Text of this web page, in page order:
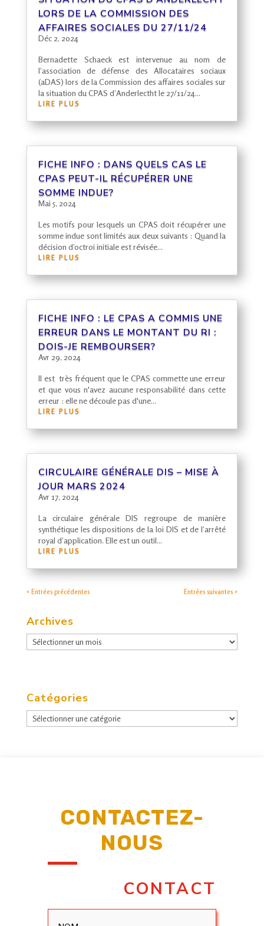
LORS DE LA COMMISSION DES
AFFAIRES SOCIALES DU 27/11/24
Déc 2, 2024
Bernadette Schaeck est intervenue au nom de
l’association de défense des Allocataires sociaux
(aDAS) lors de la Commission des affaires sociales sur
la situation du CPAS d’Anderlectht le 27/11/24…
LIRE PLUS
FICHE INFO : DANS QUELS CAS LE
CPAS PEUT-IL RÉCUPÉRER UNE
SOMME INDUE?
Mai 5, 2024
Les motifs pour lesquels un CPAS doit récupérer une
somme indue sont limités aux deux suivants : Quand la
décision d’octroi initiale est révisée...
LIRE PLUS
FICHE INFO : LE CPAS A COMMIS UNE
ERREUR DANS LE MONTANT DU RI :
DOIS-JE REMBOURSER?
Avr 29, 2024
Il est très fréquent que le CPAS commette une erreur
et que vous n'avez aucune responsabilité dans cette
erreur : elle ne découle pas d'une...
LIRE PLUS
CIRCULAIRE GÉNÉRALE DIS – MISE À
JOUR MARS 2024
Avr 17, 2024
La circulaire générale DIS regroupe de manière
synthétique les dispositions de la loi DIS et de l’arrêté
royal d’application. Elle est un outil...
LIRE PLUS
« Entrées précédentes Entrées suivantes »
Archives
Archives
Catégories
Catégories
CONTACTEZ-
NOUS
CONTACT